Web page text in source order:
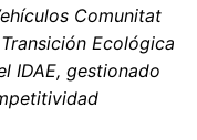
Comunitat
Ecológica
IDAE, gestionado